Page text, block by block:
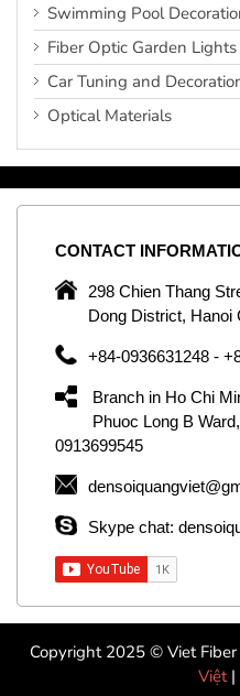
Swimming Pool
Fiber Optic Garden Lights
Car Tuning and
Optical Materials
CONTACT
298 Chien Thang
Dong District, Hanoi
+84-0936631248 -
Branch in Ho Chi
Phuoc Long B
0913699545
Skype chat:
Copyright 2025 © Viet Fiber
Việt |